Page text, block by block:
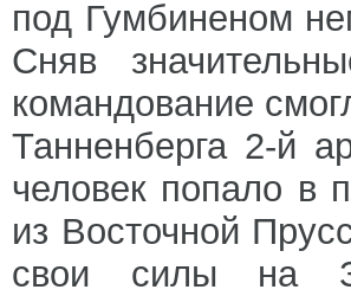
под Гумбиненом
Сняв
командование
Танненберга 2-й
человек попало в
из Восточной
свои силы на